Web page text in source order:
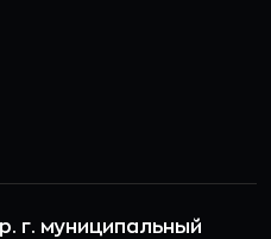
г. муниципальный